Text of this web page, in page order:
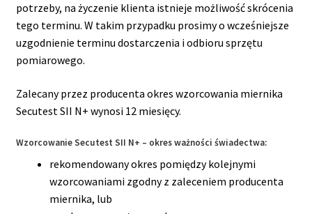
potrzeby, na życzenie klienta istnieje możliwość skrócenia
tego terminu. W takim przypadku prosimy o wcześniejsze
uzgodnienie terminu dostarczenia i odbioru sprzętu
pomiarowego.
Zalecany przez producenta okres wzorcowania miernika
Secutest SII N+ wynosi 12 miesięcy.
Wzorcowanie Secutest SII N+ – okres ważności świadectwa:
rekomendowany okres pomiędzy kolejnymi
wzorcowaniami zgodny z zaleceniem producenta
miernika, lub